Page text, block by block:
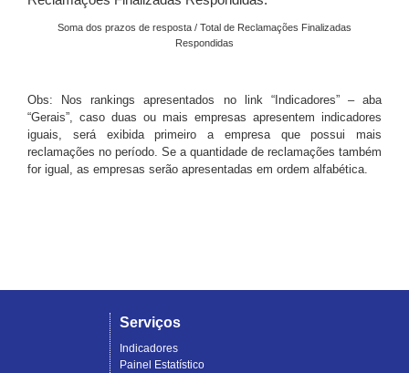
Soma dos prazos de resposta / Total de Reclamações Finalizadas
Respondidas
Obs: Nos rankings apresentados no link “Indicadores” – aba
“Gerais”, caso duas ou mais empresas apresentem indicadores
iguais, será exibida primeiro a empresa que possui mais
reclamações no período. Se a quantidade de reclamações também
for igual, as empresas serão apresentadas em ordem alfabética.
Serviços
Indicadores
Painel Estatístico